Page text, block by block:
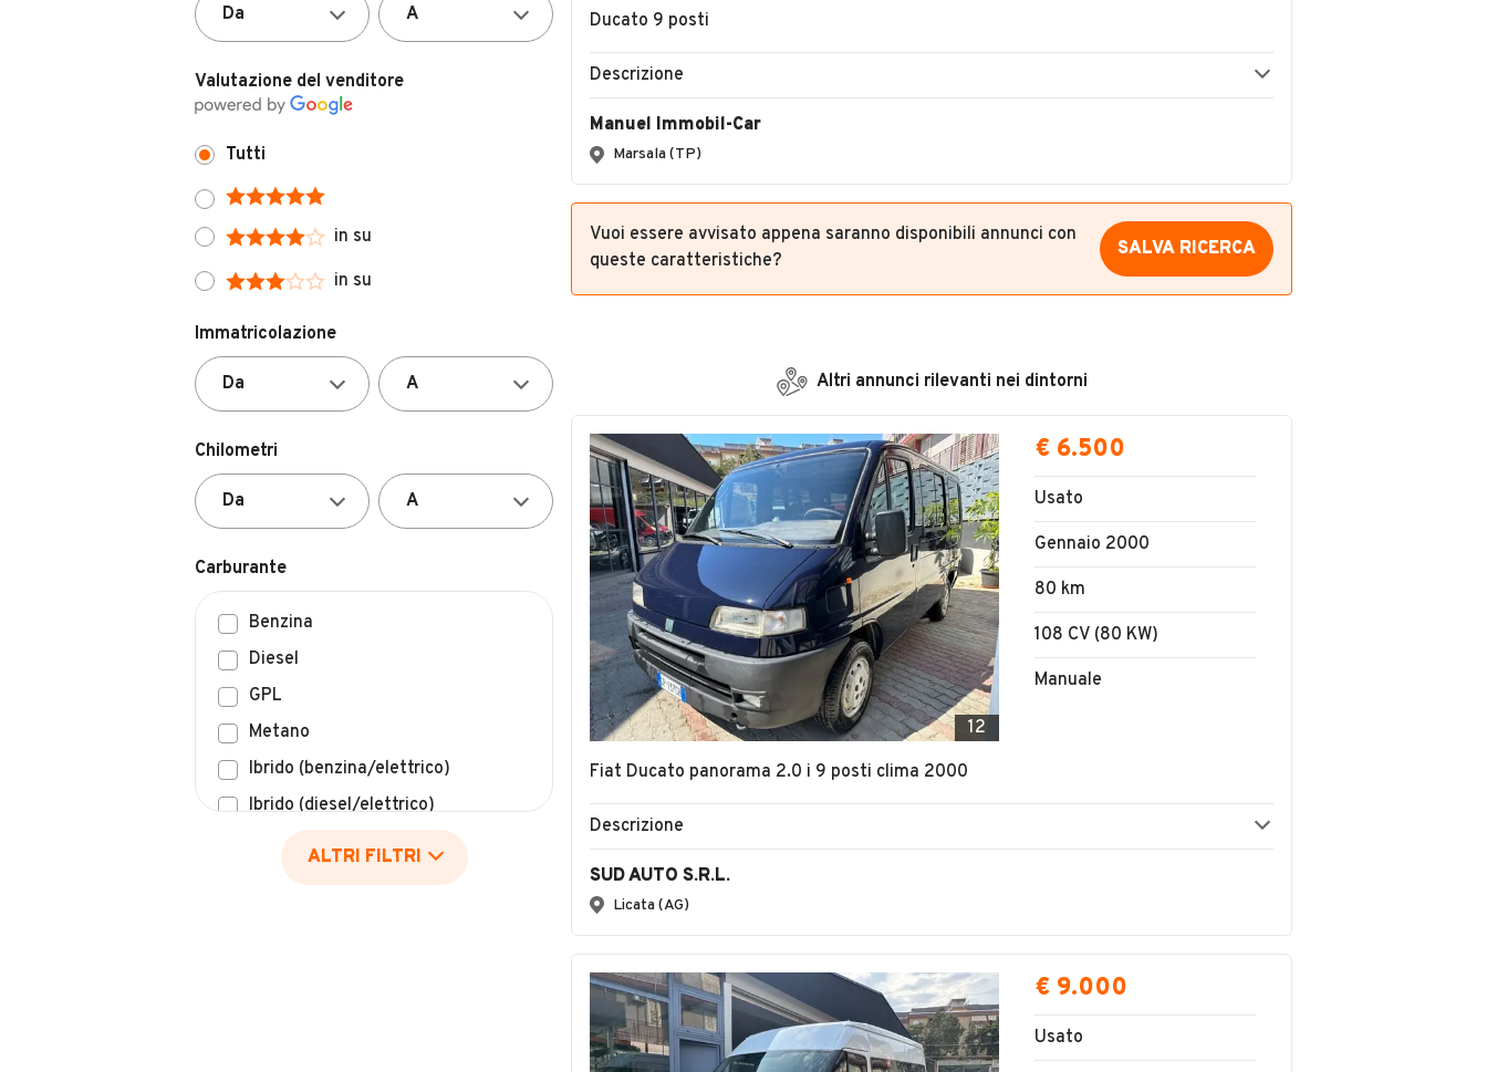
Valutazione del venditore
Tutti
in su
in su
Immatricolazione
Chilometri
Carburante
Benzina
Diesel
GPL
Metano
Ibrido (benzina/elettrico)
Ibrido (diesel/elettrico)
Elettrico
Idrogeno
ALTRI FILTRI
Ducato 9 posti
Descrizione
Manuel Immobil-Car
Marsala (TP)
Vuoi essere avvisato appena saranno disponibili annunci con
queste caratteristiche?
SALVA RICERCA
Altri annunci rilevanti nei dintorni
12
Fiat Ducato panorama 2.0 i 9 posti clima 2000
€ 6.500
Usato
Gennaio 2000
80 km
108 CV (80 KW)
Manuale
Descrizione
SUD AUTO S.R.L.
Licata (AG)
€ 9.000
Usato